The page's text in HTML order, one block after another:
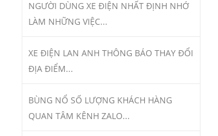
NGƯỜI DÙNG XE ĐIỆN NHẤT ĐỊNH NHỚ
LÀM NHỮNG VIỆC...
XE ĐIỆN LAN ANH THÔNG BÁO THAY ĐỔI
ĐỊA ĐIỂM...
BÙNG NỔ SỐ LƯỢNG KHÁCH HÀNG
QUAN TÂM KÊNH ZALO...